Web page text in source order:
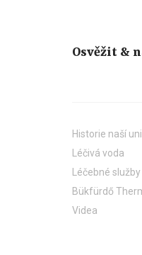
Osvěžit &
Historie naší
Léčivá voda
Léčebné služby
Bükfürdő
Videa